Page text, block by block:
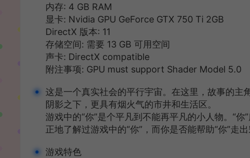
内存: 4 GB RAM
显卡: Nvidia GPU GeForce GTX 750 Ti 2GB
DirectX 版本: 11
存储空间: 需要 13 GB 可用空间
声卡: DirectX compatible
附注事项: GPU must support Shader Model 5.0
这是一个真实社会的平行宇宙。在这里，故事的主
阴影之下，更具有烟火气的市井和生活区。
游戏中的“你”是个平凡到不能再平凡的小人物。“
正地了解过游戏中的“你”，而你是否能帮助“你”走
游戏特色